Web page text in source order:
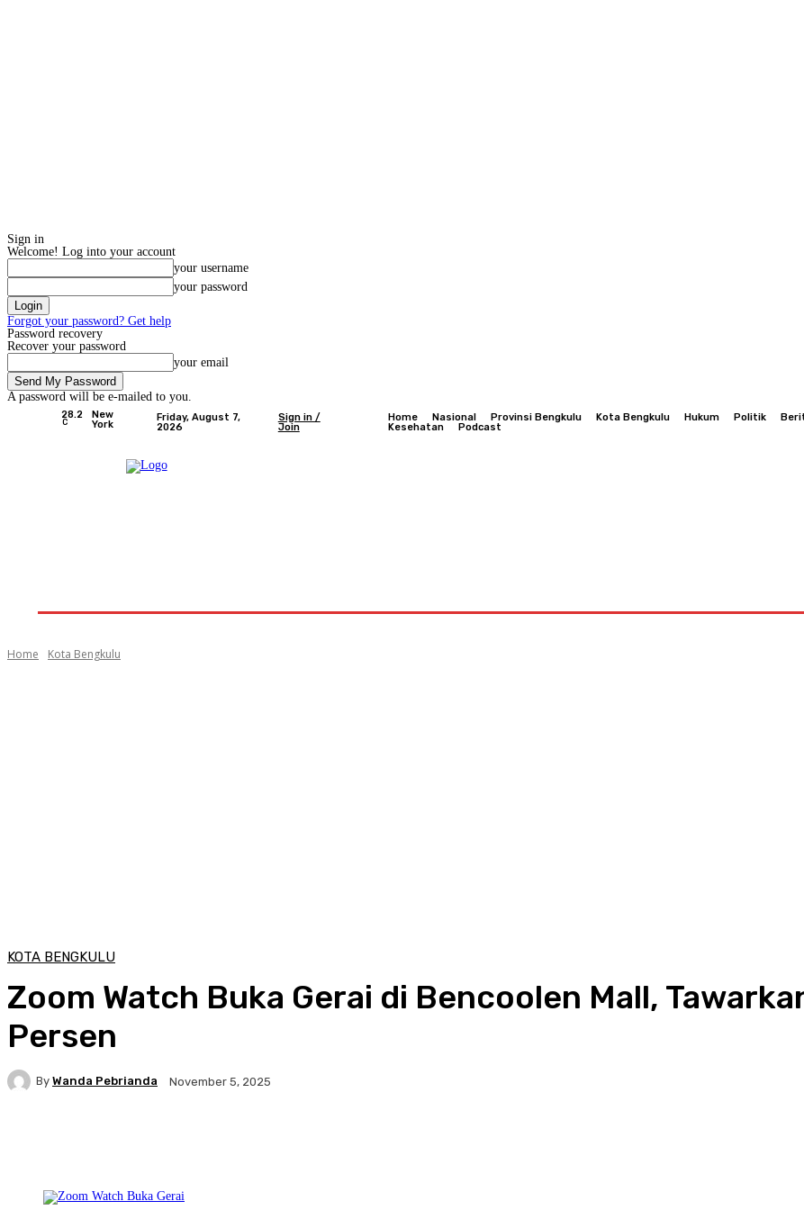
Sign in
Welcome! Log into your account
your username
your password
Forgot your password? Get help
Password recovery
Recover your password
your email
A password will be e-mailed to you.
28.2
C
New
York
Friday, August 7,
2026
Sign in /
Join
Home Nasional Provinsi Bengkulu Kota Bengkulu Hukum Politik
Kesehatan
Podcast
Home Kota Bengkulu
KOTA BENGKULU
Zoom Watch Buka Gerai di Bencoolen Mall,
Persen
By Wanda Pebrianda November 5, 2025